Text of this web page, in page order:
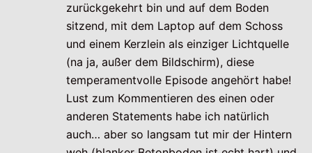
zurückgekehrt bin und auf dem Boden
sitzend, mit dem Laptop auf dem Schoss
und einem Kerzlein als einziger Lichtquelle
(na ja, außer dem Bildschirm), diese
temperamentvolle Episode angehört habe!
Lust zum Kommentieren des einen oder
anderen Statements habe ich natürlich
auch… aber so langsam tut mir der Hintern